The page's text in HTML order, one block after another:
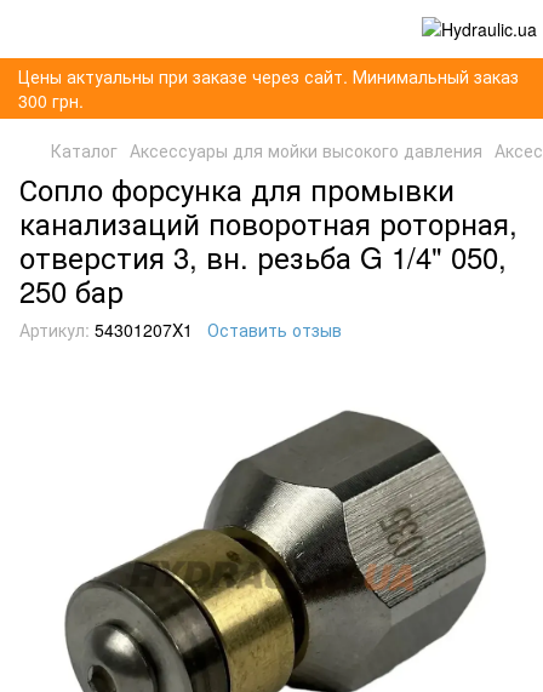
Цены актуальны при заказе через сайт. Минимальный заказ
300 грн.
Каталог Аксессуары для мойки высокого давления
Сопло форсунка для промывки
канализаций поворотная роторная,
отверстия 3, вн. резьба G 1/4" 050,
250 бар
Артикул: 54301207X1 Оставить отзыв